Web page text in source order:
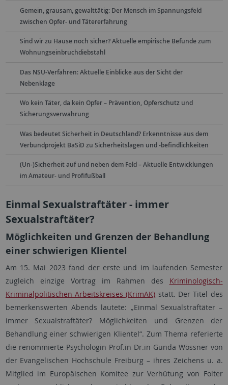
Gemein, grausam, gewalttätig: Der Mensch im Spannungsfeld
zwischen Opfer- und Tätererfahrung
Sind wir zu Hause noch sicher? Aktuelle empirische Befunde zum
Wohnungseinbruchdiebstahl
Das NSU-Verfahren: Aktuelle Einblicke aus der Sicht der
Nebenklage
Wo kein Täter, da kein Opfer – Prävention, Opferschutz und
Sicherungsverwahrung
Was bedeutet Sicherheit in Deutschland? Erkenntnisse aus dem
Verbundprojekt BaSiD zu Sicherheitslagen und -befindlichkeiten
(Un-)Sicherheit auf und neben dem Feld – Aktuelle Entwicklungen
im Amateur- und Profifußball
Einmal Sexualstraftäter - immer
Sexualstraftäter?
Möglichkeiten und Grenzen der Behandlung
einer schwierigen Klientel
Am 15. Mai 2023 fand der erste und im laufenden Semester
zugleich einzige Vortrag im Rahmen des Kriminologisch-
Kriminalpolitischen Arbeitskreises (KrimAK) statt. Der Titel des
bemerkenswerten Abends lautete: „Einmal Sexualstraftäter –
immer Sexualstraftäter? Möglichkeiten und Grenzen der
Behandlung einer schwierigen Klientel“. Zum Thema referierte
die renommierte Psychologin Prof.in Dr.in Gunda Wössner von
der Evangelischen Hochschule Freiburg – ihres Zeichens u. a.
Mitglied im Europäischen Komitee zur Verhütung von Folter